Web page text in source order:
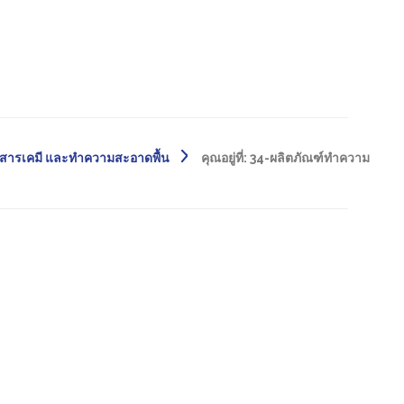
ารเคมี และทำความสะอาดพื้น คุณอยู่ที่: 34-ผลิตภัณฑ์ทำความ